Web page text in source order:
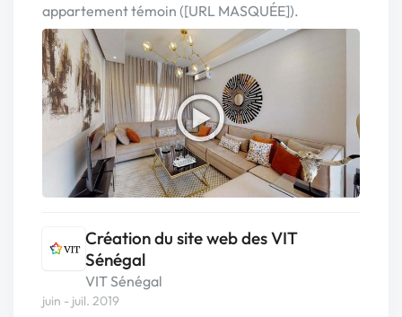
appartement témoin ([URL MASQUÉE]).
Création du site web des VIT
Sénégal
VIT Sénégal
juin - juil. 2019